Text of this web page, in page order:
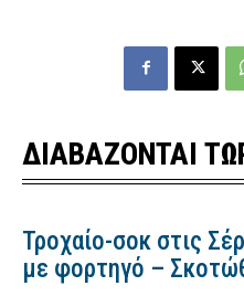
ΔΙΑΒΑΖΟΝΤΑΙ
Τροχαίο-σοκ στις
με φορτηγό –